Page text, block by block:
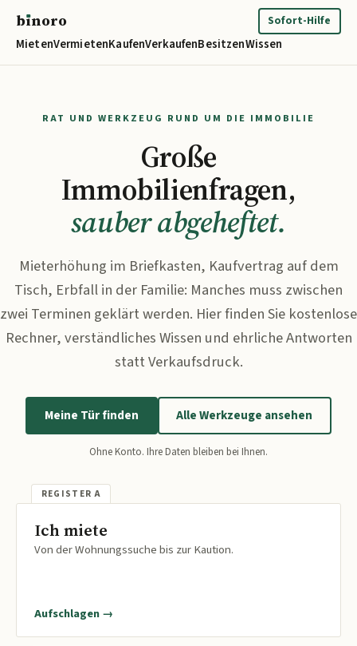
bınoro
MietenVermietenKaufenVerkaufenBesitzenWissen
Sofort-Hilfe
RAT UND WERKZEUG RUND UM DIE IMMOBILIE
Große
Immobilienfragen,
sauber abgeheftet.
Mieterhöhung im Briefkasten, Kaufvertrag auf dem
Tisch, Erbfall in der Familie: Manches muss zwischen
zwei Terminen geklärt werden. Hier finden Sie kostenlose
Rechner, verständliches Wissen und ehrliche Antworten
statt Verkaufsdruck.
Meine Tür finden Alle Werkzeuge ansehen
Ohne Konto. Ihre Daten bleiben bei Ihnen.
Ich miete
Von der Wohnungssuche bis zur Kaution.
Aufschlagen →